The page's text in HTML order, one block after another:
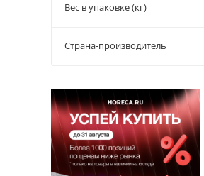
Вес в упаковке (кг)
Страна-производитель